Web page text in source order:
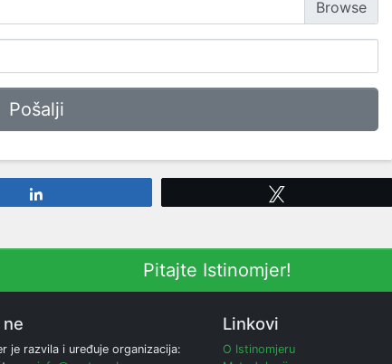
Pitajte Istinomjer!
je razvila i uređuje organizacija:
Linkovi
O Istinomjeru